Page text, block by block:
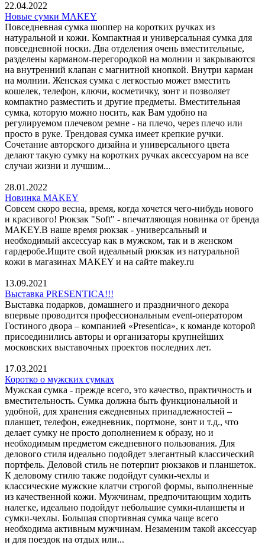
22.04.2022
Новые сумки MAKEY
Повседневная сумка шоппер на коротких ручках из
натуральной и кожи. Компактная и универсальная сумка для
повседневной носки. Два отделения очень вместительные,
разделены карманом-перегородкой на молнии и закрываются
на внутренний клапан с магнитной кнопкой. Внутри карман
на молнии. Женская сумка с легкостью может вместить
кошелек, телефон, ключи, косметичку, зонт и позволяет
компактно разместить и другие предметы. Вместительная
сумка, которую можно носить, как Вам удобно на
регулируемом плечевом ремне - на плечо, через плечо или
просто в руке. Трендовая сумка имеет крепкие ручки.
Сочетание авторского дизайна и универсального цвета
делают такую сумку на коротких ручках аксессуаром на все
случаи жизни и лучшим...
28.01.2022
Новинка MAKEY
Совсем скоро весна, время, когда хочется чего-нибудь нового
и красивого! Рюкзак "Soft" - впечатляющая новинка от бренда
MAKEY.В наше время рюкзак - универсальный и
необходимый аксессуар как в мужском, так и в женском
гардеробе.Ищите свой идеальный рюкзак из натуральной
кожи в магазинах MAKEY и на сайте makey.ru
13.09.2021
Выставка PRESENTICA!!!
Выставка подарков, домашнего и праздничного декора
впервые проводится профессиональным event-оператором
Гостиного двора – компанией «Presentica», к команде которой
присоединились авторы и организаторы крупнейших
московских выставочных проектов последних лет.
17.03.2021
Коротко о мужских сумках
Мужская сумка - прежде всего, это качество, практичность и
вместительность. Сумка должна быть функциональной и
удобной, для хранения ежедневных принадлежностей –
планшет, телефон, ежедневник, портмоне, зонт и т.д., что
делает сумку не просто дополнением к образу, но и
необходимым предметом ежедневного пользования. Для
делового стиля идеально подойдет элегантный классический
портфель. Деловой стиль не потерпит рюкзаков и планшеток.
К деловому стилю также подойдут сумки-чехлы и
классические мужские клатчи строгой формы, выполненные
из качественной кожи. Мужчинам, предпочитающим ходить
налегке, идеально подойдут небольшие сумки-планшеты и
сумки-чехлы. Большая спортивная сумка чаще всего
необходима активным мужчинам. Незаменим такой аксессуар
и для поездок на отдых или...